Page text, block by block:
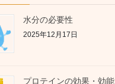
水分の必要性
2025年12月17日
プロテインの効果・効能